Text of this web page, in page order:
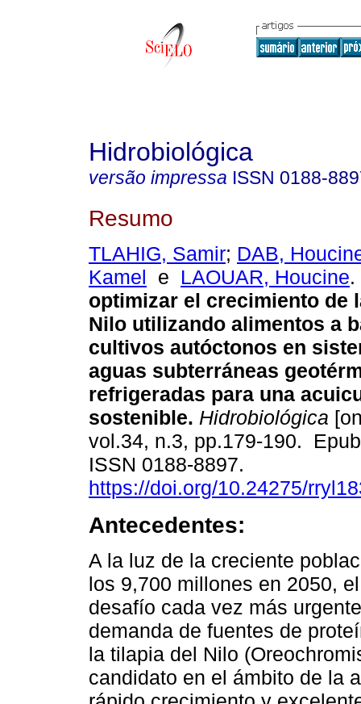
Hidrobiológica
versão impressa ISSN 0188-
Resumo
TLAHIG, Samir; DAB,
Kamel e LAOUAR, Houcine.
optimizar el crecimiento de
Nilo utilizando alimentos a
cultivos autóctonos en
aguas subterráneas
refrigeradas para una
sostenible. Hidrobiológica
vol.34, n.3, pp.179-190.
ISSN 0188-8897.
https://doi.org/10.24275/
Antecedentes:
A la luz de la creciente
los 9,700 millones en 2050,
desafío cada vez más
demanda de fuentes de
la tilapia del Nilo
candidato en el ámbito de la